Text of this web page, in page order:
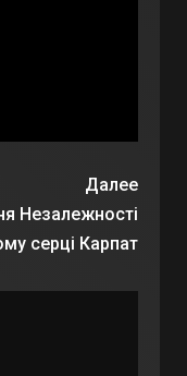
Далее
Незалежності
серці Карпат